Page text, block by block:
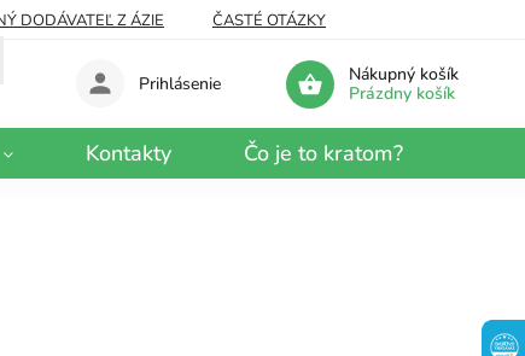
DODÁVATEĽ Z ÁZIE
ČASTÉ OTÁZKY
Nákupný košík
Prázdny košík
Prihlásenie
Kontakty Čo je to kratom?